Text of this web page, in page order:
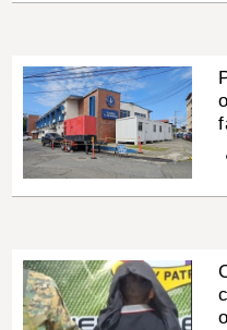
SHOW
DEPORTES
INSÓLITAS